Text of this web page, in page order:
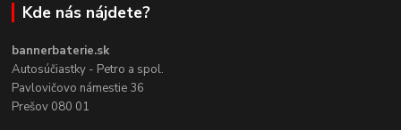
Kde nás nájdete?
bannerbaterie.sk
Autosúčiastky - Petro a spol.
Pavlovičovo námestie 36
Prešov 080 01